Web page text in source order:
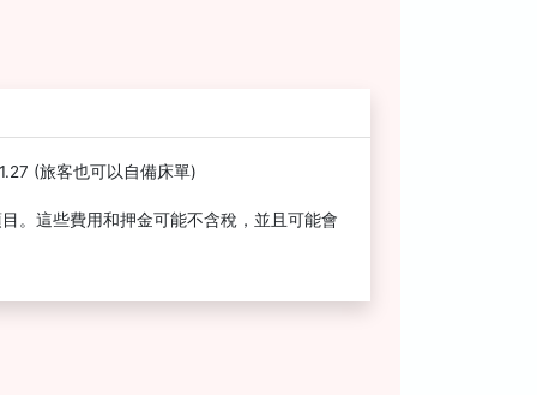
(旅客也可以自備床單)
。這些費用和押金可能不含稅，並且可能會